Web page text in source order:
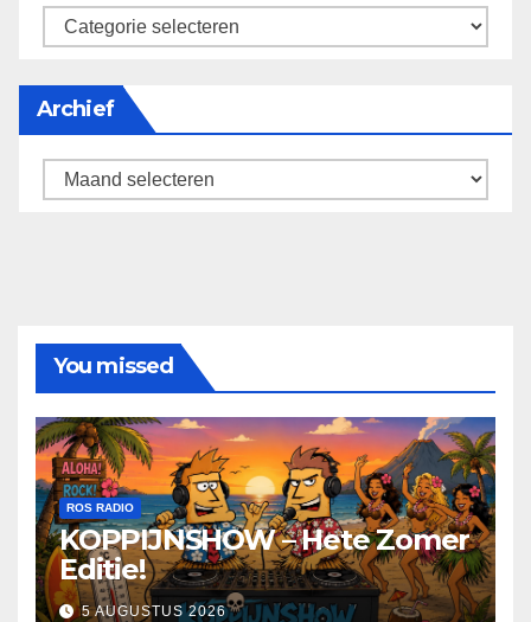
categorieën
Archief
Archief
You missed
ROS RADIO
KOPPIJNSHOW – Hete Zomer
Editie!
5 AUGUSTUS 2026